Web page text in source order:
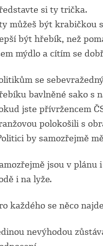
si ty trička.
můžeš být krabičkou
být hřebík, než
mýdlo a cítím se
se
bavlněné sako s
jste přívržencem
polokošili s
by samozřejmě
jsou v plánu
i na lyže.
každého se něco
nevýhodou